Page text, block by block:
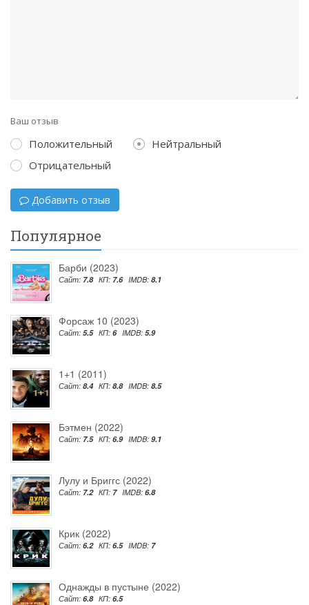
Ваш отзыв
Положительный
Нейтральный
Отрицательный
Добавить отзыв
Популярное
Барби (2023)
Сайт: 7.8 КП: 7.6 IMDB: 8.1
Форсаж 10 (2023)
Сайт: 5.5 КП: 6 IMDB: 5.9
1+1 (2011)
Сайт: 8.4 КП: 8.8 IMDB: 8.5
Бэтмен (2022)
Сайт: 7.5 КП: 6.9 IMDB: 9.1
Лулу и Бриггс (2022)
Сайт: 7.2 КП: 7 IMDB: 6.8
Крик (2022)
Сайт: 6.2 КП: 6.5 IMDB: 7
Однажды в пустыне (2022)
Сайт: 6.8 КП: 6.5